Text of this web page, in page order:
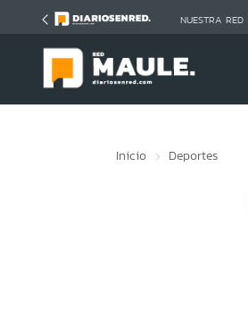
NUESTRA RED
Inicio Deportes